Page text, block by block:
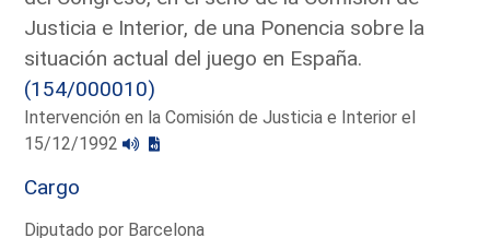
Justicia e Interior, de una Ponencia sobre la
situación actual del juego en España.
(154/000010)
Intervención en la Comisión de Justicia e Interior el
15/12/1992
Cargo
Diputado por Barcelona